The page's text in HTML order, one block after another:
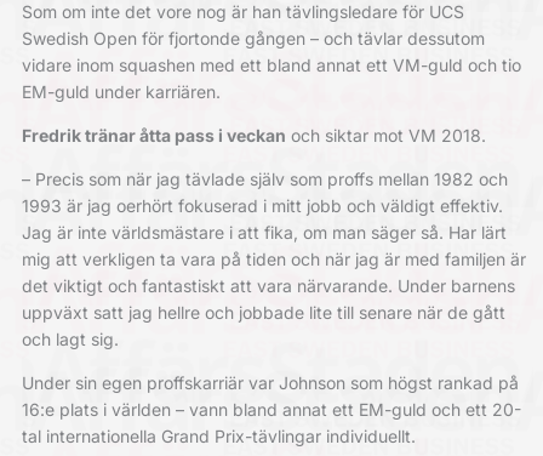
Som om inte det vore nog är han tävlingsledare för UCS
Swedish Open för fjortonde gången – och tävlar dessutom
vidare inom squashen med ett bland annat ett VM-guld och tio
EM-guld under karriären.
Fredrik tränar åtta pass i veckan och siktar mot VM 2018.
– Precis som när jag tävlade själv som proffs mellan 1982 och
1993 är jag oerhört fokuserad i mitt jobb och väldigt effektiv.
Jag är inte världsmästare i att fika, om man säger så. Har lärt
mig att verkligen ta vara på tiden och när jag är med familjen är
det viktigt och fantastiskt att vara närvarande. Under barnens
uppväxt satt jag hellre och jobbade lite till senare när de gått
och lagt sig.
Under sin egen proffskarriär var Johnson som högst rankad på
16:e plats i världen – vann bland annat ett EM-guld och ett 20-
tal internationella Grand Prix-tävlingar individuellt.